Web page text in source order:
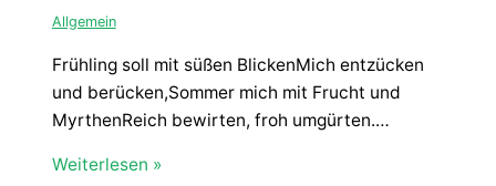
Allgemein
Frühling soll mit süßen BlickenMich entzücken
und berücken,Sommer mich mit Frucht und
MyrthenReich bewirten, froh umgürten.…
Weiterlesen »